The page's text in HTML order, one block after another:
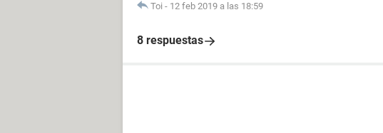
Toi - 12 feb 2019 a las 18:59
8 respuestas